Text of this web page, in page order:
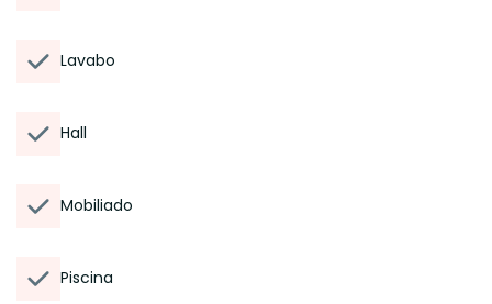
Lavabo
Hall
Mobiliado
Piscina